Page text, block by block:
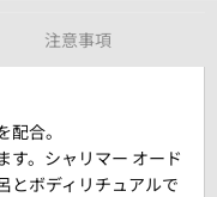
注意事項
合。
す。シャリマー オード
とボディリチュアルで